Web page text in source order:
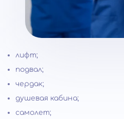
лифт;
подвал;
чердак;
душевая кабина;
самолет;